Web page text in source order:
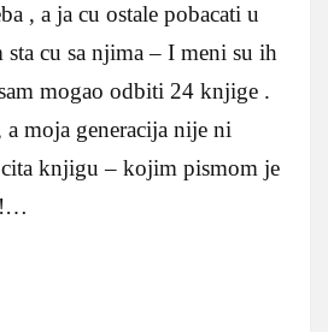
, a ja cu ostale pobacati u
sta cu sa njima – I meni su ih
mogao odbiti 24 knjige .
moja generacija nije ni
knjigu – kojim pismom je
!…